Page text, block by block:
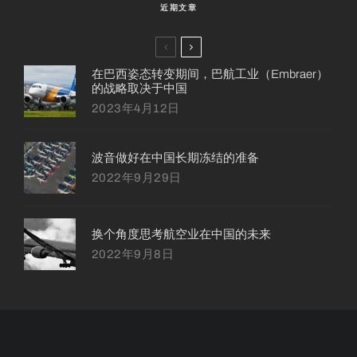
近期文章
在巴西姿态转变期间，巴航工业（Embraer）
的战略取决于中国
2023年4月12日
波音做好在中国长期冻结的准备
2022年9月29日
换个角度思考航空业在中国的未来
2022年9月8日